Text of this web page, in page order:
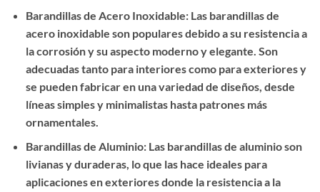
Barandillas de Acero Inoxidable: Las barandillas de
acero inoxidable son populares debido a su resistencia a
la corrosión y su aspecto moderno y elegante. Son
adecuadas tanto para interiores como para exteriores y
se pueden fabricar en una variedad de diseños, desde
líneas simples y minimalistas hasta patrones más
ornamentales.
Barandillas de Aluminio: Las barandillas de aluminio son
livianas y duraderas, lo que las hace ideales para
aplicaciones en exteriores donde la resistencia a la